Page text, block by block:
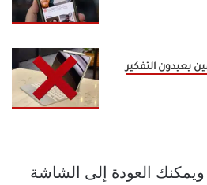
يعيدون التفكير
ويمكنك العودة إلى الشاشة